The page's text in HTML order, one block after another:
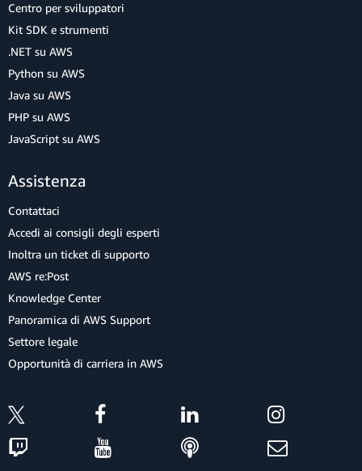
Centro per sviluppatori
Kit SDK e strumenti
.NET su AWS
Python su AWS
Java su AWS
PHP su AWS
JavaScript su AWS
Assistenza
Contattaci
Accedi ai consigli degli esperti
Inoltra un ticket di supporto
AWS re:Post
Knowledge Center
Panoramica di AWS Support
Settore legale
Opportunità di carriera in AWS